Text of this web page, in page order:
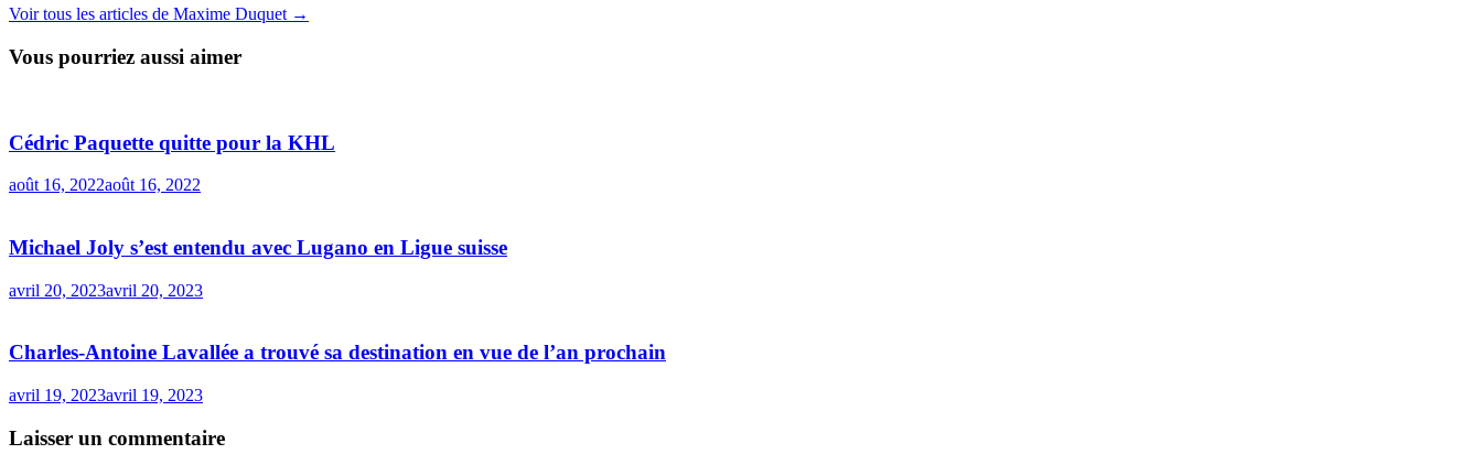
Voir tous les articles de Maxime Duquet →
Vous pourriez aussi aimer
Cédric Paquette quitte pour la KHL
août 16, 2022août 16, 2022
Michael Joly s’est entendu avec Lugano en Ligue suisse
avril 20, 2023avril 20, 2023
Charles-Antoine Lavallée a trouvé sa destination en vue de l’an prochain
avril 19, 2023avril 19, 2023
Laisser un commentaire